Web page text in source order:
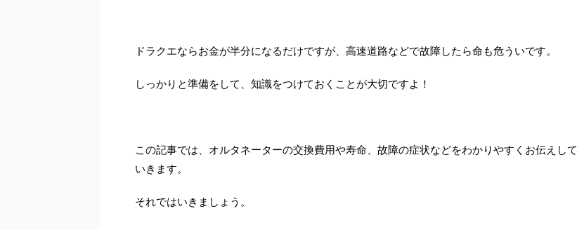
ドラクエならお金が半分になるだけですが、高速道路などで故障したら命も危ういです。
しっかりと準備をして、知識をつけておくことが大切ですよ！
この記事では、オルタネーターの交換費用や寿命、故障の症状などをわかりやすくお伝えして
いきます。
それではいきましょう。